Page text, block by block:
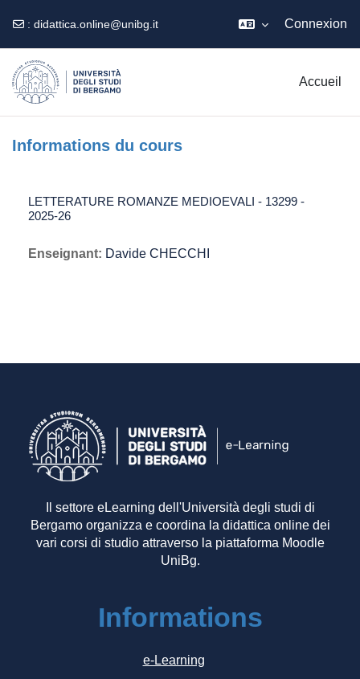
: didattica.online@unibg.it Connexion
Accueil
Informations du cours
LETTERATURE ROMANZE MEDIOEVALI - 13299 -
2025-26
Enseignant: Davide CHECCHI
Il settore eLearning dell'Università degli studi di
Bergamo organizza e coordina la didattica online dei
vari corsi di studio attraverso la piattaforma Moodle
UniBg.
Informations
e-Learning